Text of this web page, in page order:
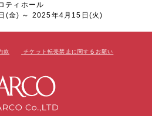
ティホール
(金) ～ 2025年4月15日(火)
款 チケット転売禁止に関するお願い